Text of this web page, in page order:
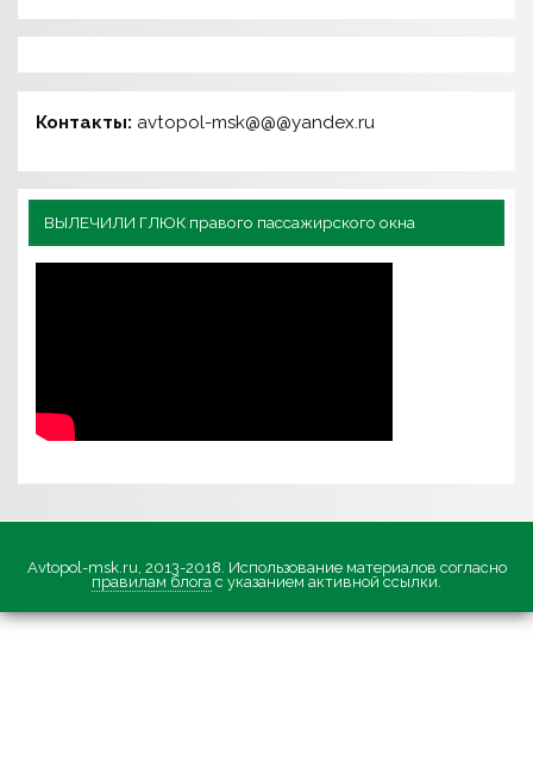
Контакты: avtopol-msk@@@yandex.ru
ВЫЛЕЧИЛИ ГЛЮК правого пассажирского окна
Avtopol-msk.ru, 2013-2018. Использование материалов согласно
правилам блога с указанием активной ссылки.